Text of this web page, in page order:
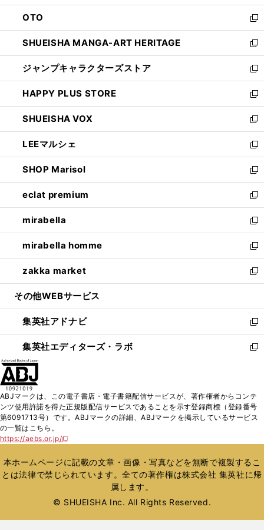
ウ
で
開
く
ン
ド
ウ
で
開
く
OTO
新
し
い
ウ
ィ
ン
ド
ウ
で
開
く
SHUEISHA MANGA-ART HERITAGE
新
し
い
ウ
ィ
ン
ド
ウ
で
開
く
ジャンプキャラクターズストア
新
し
い
ウ
ィ
ン
ド
ウ
で
開
く
HAPPY PLUS STORE
新
し
い
ウ
ィ
ン
ド
ウ
で
開
く
SHUEISHA VOX
新
し
い
ウ
ィ
ン
ド
ウ
で
開
く
LEEマルシェ
新
し
い
ウ
ィ
ン
ド
ウ
で
開
く
SHOP Marisol
新
し
い
ウ
ィ
ン
ド
ウ
で
開
eclat premium
新
し
い
ウ
ィ
ン
ド
ウ
開
く
mirabella
新
し
い
ウ
ィ
ン
ウ
で
開
く
mirabella homme
新
し
い
ウ
ン
ド
ウ
で
zakka market
新
し
ウ
ィ
ン
ド
く
その他WEBサービス
集英社アドナビ
新
し
い
ド
ウ
で
集英社エディターズ・ラボ
新
ィ
ン
ド
開
く
ABJマークは、この電子書店・電子書籍配信サービスが、著作権者からコンテ
ンツ使用許諾を得た正規版配信サービスであることを示す登録商標（登録番号
第6091713号）です。ABJマークの詳細、ABJマークを掲示しているサービス
の一覧はこちら。
https://aebs.or.jp/
新
い
ウ
ィ
ウ
本ホームページに記載の文章・画像・写真などを無断で複製するこ
とは法律で禁じられています。全ての著作権は株式会社 集英社に帰
属します。
© SHUEISHA Inc. All Rights Reserved.